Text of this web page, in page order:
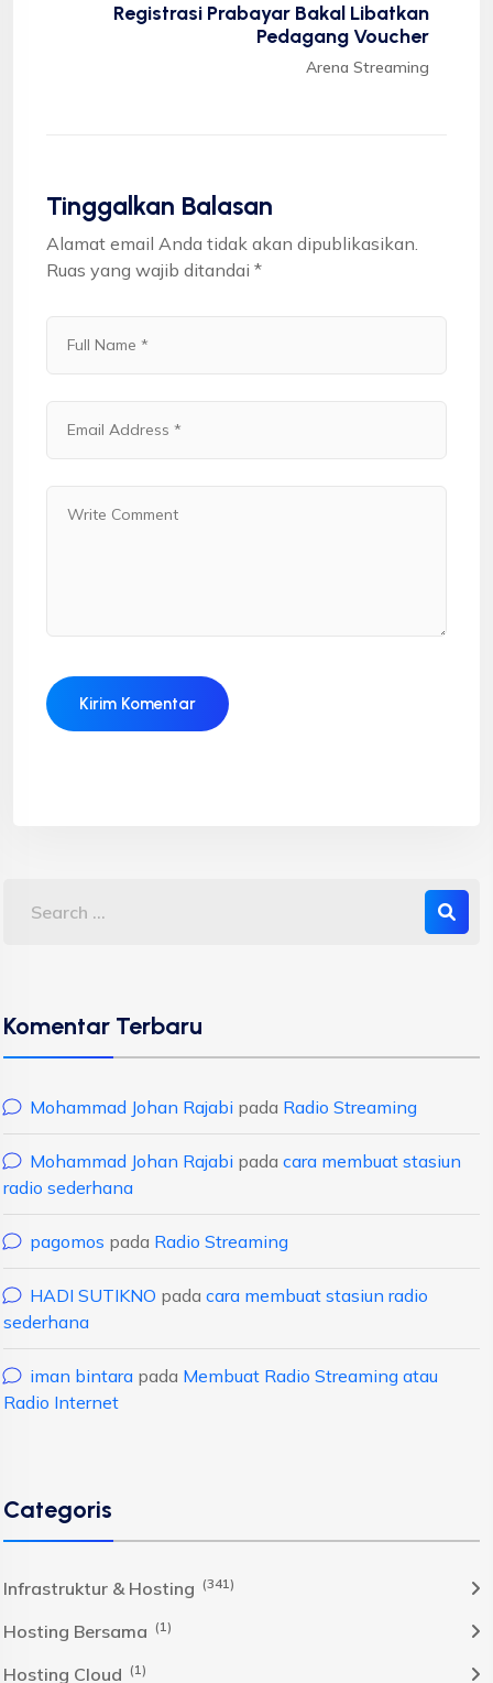
Registrasi Prabayar Bakal Libatkan
Pedagang Voucher
Arena Streaming
Tinggalkan Balasan
Alamat email Anda tidak akan dipublikasikan.
Ruas yang wajib ditandai *
Komentar Terbaru
Mohammad Johan Rajabi pada Radio Streaming
Mohammad Johan Rajabi pada cara membuat stasiun
radio sederhana
pagomos pada Radio Streaming
HADI SUTIKNO pada cara membuat stasiun radio
sederhana
iman bintara pada Membuat Radio Streaming atau
Radio Internet
Categoris
Infrastruktur & Hosting (341)
Hosting Bersama (1)
Hosting Cloud (1)